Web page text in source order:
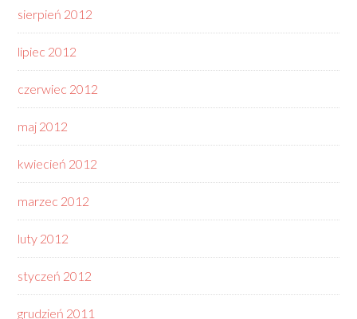
sierpień 2012
lipiec 2012
czerwiec 2012
maj 2012
kwiecień 2012
marzec 2012
luty 2012
styczeń 2012
grudzień 2011